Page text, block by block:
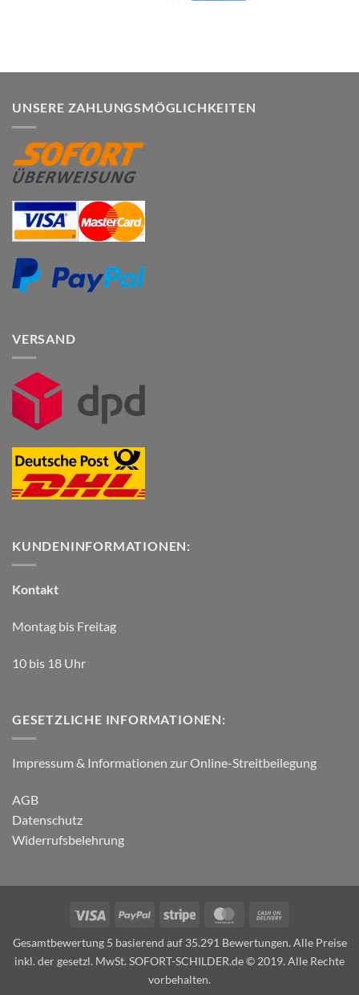
UNSERE ZAHLUNGSMÖGLICHKEITEN
VERSAND
KUNDENINFORMATIONEN:
Kontakt
Montag bis Freitag
10 bis 18 Uhr
GESETZLICHE INFORMATIONEN:
Impressum & Informationen zur Online-Streitbeilegung
AGB
Datenschutz
Widerrufsbelehrung
Visa PayPal Stripe MasterCard
Delivery
Gesamtbewertung 5 basierend auf 35.291 Bewertungen. Alle Preise
inkl. der gesetzl. MwSt. SOFORT-SCHILDER.de © 2019. Alle Rechte
vorbehalten.